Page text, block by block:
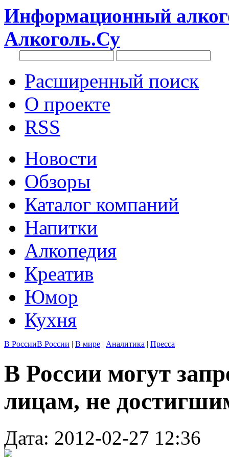
Информационный
Алкоголь.Су
Расширенный поиск
О проекте
RSS
Новости
Обзоры
Каталог компаний
Напитки
Алкопедия
Креатив
Юмор
Кухня
В РоссииВ России | В мире | Аналитика | Пресса
В России могут
лицам, не
Дата: 2012-02-27 12:36